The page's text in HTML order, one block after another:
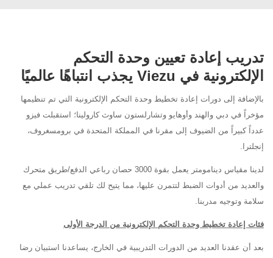
تدريب إعادة تعيين وحدة التحكم
الإلكترونية في Viezu يجذب انتباهًا عالميًا
بالإضافة إلى دورات إعادة تخطيط وحدة التحكم الإلكترونية التي تم تنظيمها
مؤخراً في دبي والهند وأوهايو وتشارلستون ساوث كارولينا؛ استقبلت فيزو
عدداً كبيراً من الضيوف إلى مقرنا في المملكة المتحدة في برومسغروف،
إنجلترا.
لدينا مقياس دينامومتر يعمل بقوة 3000 حصان رباعي الدفع/طريق متحرك
والعديد من أدوات الضبط لتتمرن عليها، مما يتيح لك تلقي تدريب عملي مع
سلامة وتوجيه مدربنا.
فئات إعادة تخطيط وحدة التحكم الإلكترونية من الدرجة الأولى
بعد أن عقدنا العديد من الدورات التدريبية في الخارج، يساعدنا استبيان رضا